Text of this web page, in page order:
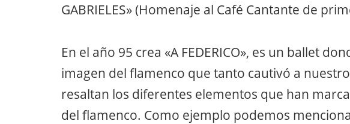
GABRIELES» (Homenaje al Café Cantante de
En el año 95 crea «A FEDERICO», es un ballet
imagen del flamenco que tanto cautivó a
resaltan los diferentes elementos que han
del flamenco. Como ejemplo podemos